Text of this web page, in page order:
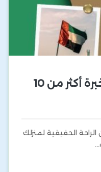
مكتب خدم دبي | خبرة أكثر من 10
الحقيقية لمنزلك